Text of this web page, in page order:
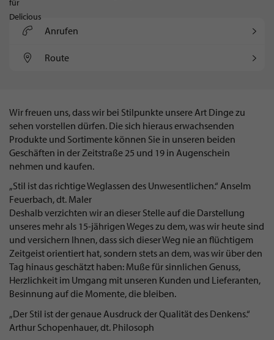
Anrufen
Route
Wir freuen uns, dass wir bei Stilpunkte unsere Art Dinge zu
sehen vorstellen dürfen. Die sich hieraus erwachsenden
Produkte und Sortimente können Sie in unseren beiden
Geschäften in der Zeitstraße 25 und 19 in Augenschein
nehmen und kaufen.
„Stil ist das richtige Weglassen des Unwesentlichen.“ Anselm
Feuerbach, dt. Maler
Deshalb verzichten wir an dieser Stelle auf die Darstellung
unseres mehr als 15-jährigen Weges zu dem, was wir heute sind
und versichern Ihnen, dass sich dieser Weg nie an flüchtigem
Zeitgeist orientiert hat, sondern stets an dem, was wir über den
Tag hinaus geschätzt haben: Muße für sinnlichen Genuss,
Herzlichkeit im Umgang mit unseren Kunden und Lieferanten,
Besinnung auf die Momente, die bleiben.
„Der Stil ist der genaue Ausdruck der Qualität des Denkens.“
Arthur Schopenhauer, dt. Philosoph